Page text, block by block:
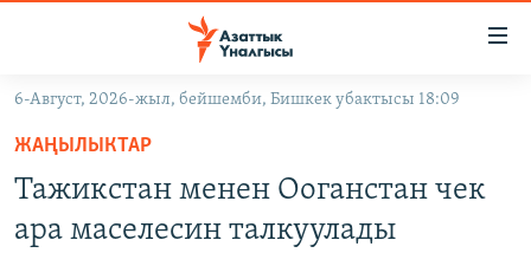
Навигацияга
өтүңүз
Издөөгө
салыңыз
УКРАИНА
6-Август, 2026-жыл, бейшемби, Бишкек убактысы 18:09
ЖАҢЫЛЫКТАР
Тажикстан менен Ооганстан чек
ара маселесин талкуулады